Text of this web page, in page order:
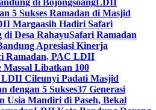
di BojongsoangLDII
5 Sukses Ramadan di Masjid
Margaasih Hadiri Safari
Desa RahayuSafari Ramadan
Apresiasi Kinerja
Ramadan, PAC LDII
Libatkan 100
LDII Cileunyi Padati Masjid
dengan 5 Sukses37 Generasi
Mandiri di Paseh, Bekal